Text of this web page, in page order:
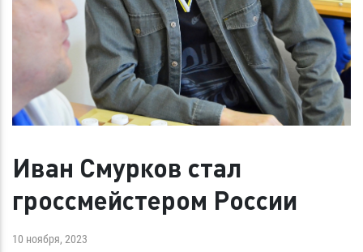
Иван Смурков стал
гроссмейстером России
10 ноября, 2023